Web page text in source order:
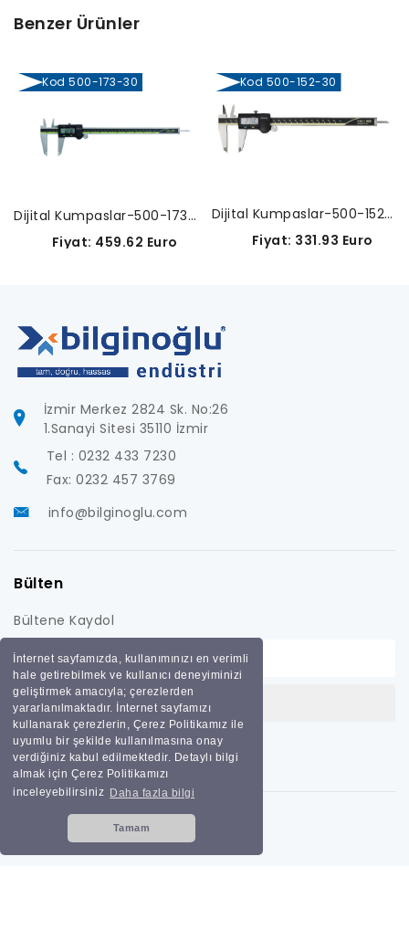
İnternet sayfamızda, kullanımınızı en verimli
hale getirebilmek ve kullanıcı deneyiminizi
geliştirmek amacıyla; çerezlerden
yararlanılmaktadır. İnternet sayfamızı
kullanarak çerezlerin, Çerez Politikamız ile
uyumlu bir şekilde kullanılmasına onay
verdiğiniz kabul edilmektedir. Detaylı bilgi
almak için Çerez Politikamızı
inceleyebilirsiniz Daha fazla bilgi
Tamam
Benzer Ürünler
Kod 500-173-30
Dijital Kumpaslar-500-173-30
Fiyat: 459.62 Euro
Kod 500-152-30
Dijital Kumpaslar-500-152-30
Fiyat: 331.93 Euro
İzmir Merkez 2824 Sk. No:26
1.Sanayi Sitesi 35110 İzmir
Tel : 0232 433 7230
Fax: 0232 457 3769
info@bilginoglu.com
Bülten
Bültene Kaydol